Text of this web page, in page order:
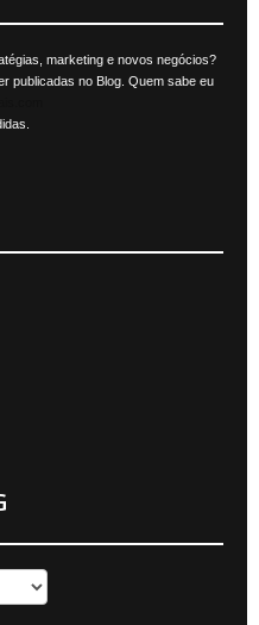
marketing e novos negócios?
publicadas no Blog. Quem sabe eu